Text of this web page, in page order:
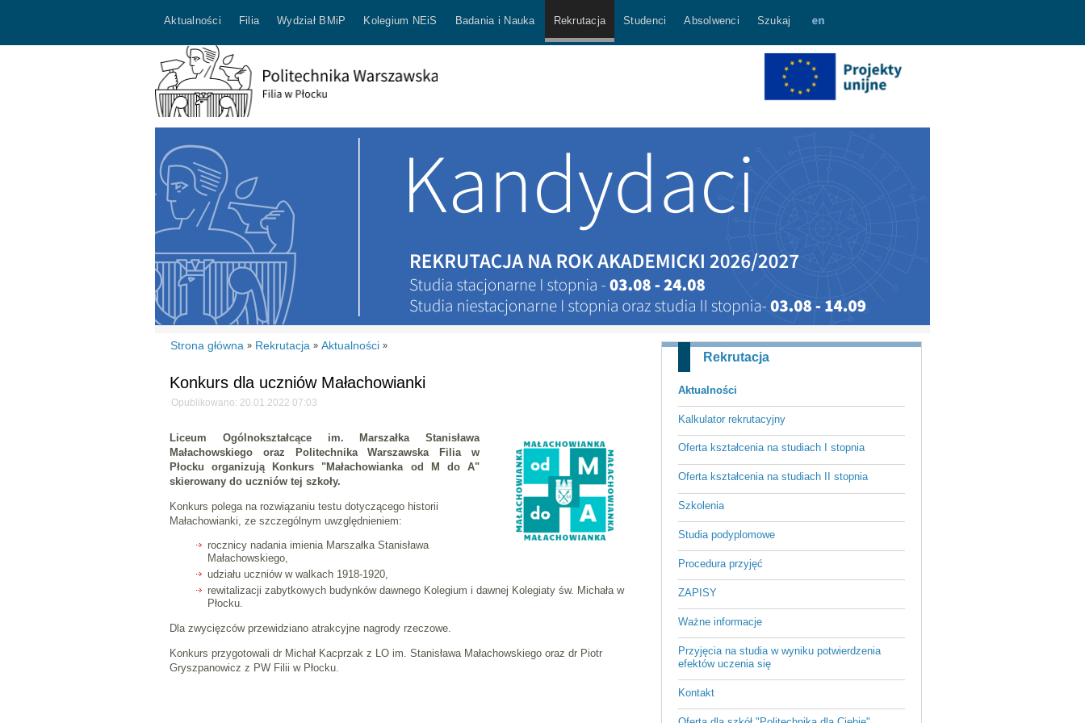
Aktualności Filia Wydział BMiP Kolegium NEiS Badania i Nauka Rekrutacja Studenci Absolwenci Szukaj
Rekrutacja
Aktualności
Kalkulator rekrutacyjny
Oferta kształcenia na studiach I stopnia
Oferta kształcenia na studiach II stopnia
Szkolenia
Studia podyplomowe
Procedura przyjęć
ZAPISY
Ważne informacje
Przyjęcia na studia w wyniku potwierdzenia
efektów uczenia się
Kontakt
Strona główna » Rekrutacja » Aktualności »
Konkurs dla uczniów Małachowianki
Opublikowano: 20.01.2022 07:03
Liceum Ogólnokształcące im. Marszałka Stanisława
Małachowskiego oraz Politechnika Warszawska Filia w
Płocku organizują Konkurs "Małachowianka od M do A"
skierowany do uczniów tej szkoły.
Konkurs polega na rozwiązaniu testu dotyczącego historii
Małachowianki, ze szczególnym uwzględnieniem:
rocznicy nadania imienia Marszałka Stanisława
Małachowskiego,
udziału uczniów w walkach 1918-1920,
rewitalizacji zabytkowych budynków dawnego Kolegium i dawnej Kolegiaty św. Michała w
Płocku.
Dla zwycięzców przewidziano atrakcyjne nagrody rzeczowe.
Konkurs przygotowali dr Michał Kacprzak z LO im. Stanisława Małachowskiego oraz dr Piotr
Gryszpanowicz z PW Filii w Płocku.